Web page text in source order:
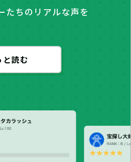
たちのリアルな声を
と読む